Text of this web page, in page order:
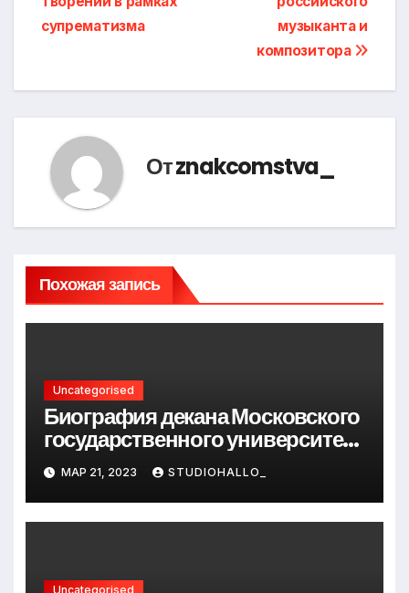
музыканта и
композитора
супрематизма
Отznakcomstva_
Похожая запись
Uncategorised
Биография декана Московского
государственного университета
Андрея Сидорова — от студента
до руководителя
МАР 21, 2023 STUDIOHALLO_
Uncategorised